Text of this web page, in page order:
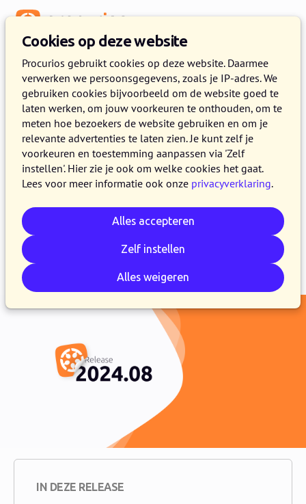
Cookies op deze website
Procurios gebruikt cookies op deze website. Daarmee
verwerken we persoonsgegevens, zoals je IP-adres. We
gebruiken cookies bijvoorbeeld om de website goed te
laten werken, om jouw voorkeuren te onthouden, om te
meten hoe bezoekers de website gebruiken en om je
relevante advertenties te laten zien. Je kunt zelf je
voorkeuren en toestemming aanpassen via 'Zelf
instellen'. Hier zie je ook om welke cookies het gaat.
Lees voor meer informatie ook onze privacyverklaring.
Alles accepteren
Zelf instellen
Alles weigeren
Release 2024.08
23 JULI 2024 8 MINUTEN LEZEN
Vanaf 23 juli 2024 maken alle klanten op de
productieversie van het Procurios Platform
gebruik van release 2024.08. In dit blog lees je
wat er nieuw is en wat er is verbeterd. Kijk voor
meer informatie over de verschillende versies
van het platform op derelease pagina.
E-mail
IN DEZE RELEASE